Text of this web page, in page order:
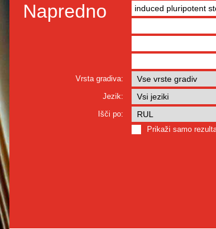
Napredno
Vrsta gradiva:
Jezik:
Išči po:
Prikaži samo